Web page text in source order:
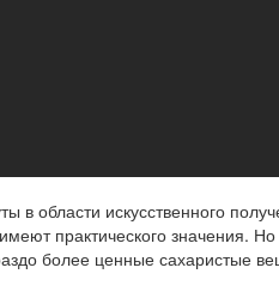
в области искусственного
практического значения.
более ценные сахаристые